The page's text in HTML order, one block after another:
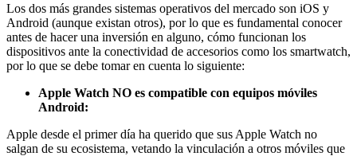
Los dos más grandes sistemas operativos del mercado son iOS y
Android (aunque existan otros), por lo que es fundamental conocer
antes de hacer una inversión en alguno, cómo funcionan los
dispositivos ante la conectividad de accesorios como los smartwatch,
por lo que se debe tomar en cuenta lo siguiente:
Apple Watch NO es compatible con equipos móviles
Android:
Apple desde el primer día ha querido que sus Apple Watch no
salgan de su ecosistema, vetando la vinculación a otros móviles que